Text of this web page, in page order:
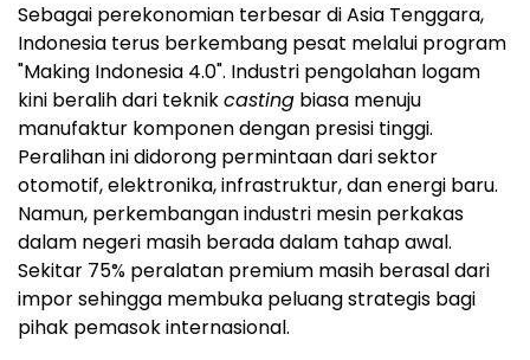
Sebagai perekonomian terbesar di Asia Tenggara,
Indonesia terus berkembang pesat melalui program
"Making Indonesia 4.0". Industri pengolahan logam
kini beralih dari teknikcasting biasa menuju
manufaktur komponen dengan presisi tinggi.
Peralihan ini didorong permintaan dari sektor
otomotif, elektronika, infrastruktur, dan energi baru.
Namun, perkembangan industri mesin perkakas
dalam negeri masih berada dalam tahap awal.
Sekitar 75% peralatan premium masih berasal dari
impor sehingga membuka peluang strategis bagi
pihak pemasok internasional.